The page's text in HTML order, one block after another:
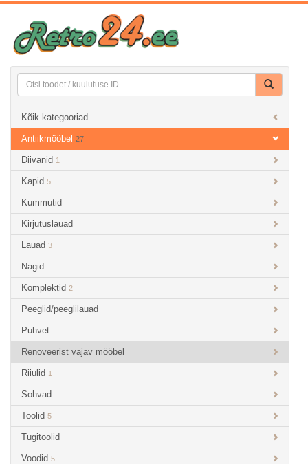
Kõik kategooriad
Antiikmööbel 27
Diivanid 1
Kapid 5
Kummutid
Kirjutuslauad
Lauad 3
Nagid
Komplektid 2
Peeglid/peeglilauad
Puhvet
Renoveerist vajav mööbel
Riiulid 1
Sohvad
Toolid 5
Tugitoolid
Voodid 5